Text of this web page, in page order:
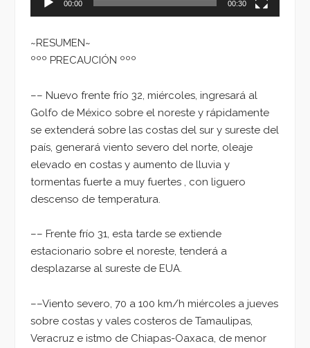
00:00 00:30
~RESUMEN~
ººº PRECAUCIÓN ººº
–– Nuevo frente frío 32, miércoles, ingresará al
Golfo de México sobre el noreste y rápidamente
se extenderá sobre las costas del sur y sureste del
país, generará viento severo del norte, oleaje
elevado en costas y aumento de lluvia y
tormentas fuerte a muy fuertes , con liguero
descenso de temperatura.
–– Frente frío 31, esta tarde se extiende
estacionario sobre el noreste, tenderá a
desplazarse al sureste de EUA.
––Viento severo, 70 a 100 km/h miércoles a jueves
sobre costas y vales costeros de Tamaulipas,
Veracruz e istmo de Chiapas-Oaxaca, de menor